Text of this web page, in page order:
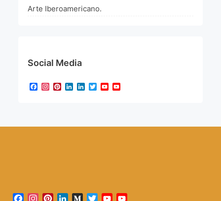
Arte Iberoamericano.
Social Media
Facebook
Instagram
Pinterest
LinkedIn
LinkedIn
TwitterYouTube
Facebook
Instagram
PinterestLinkedInMediumTwitterYouTube